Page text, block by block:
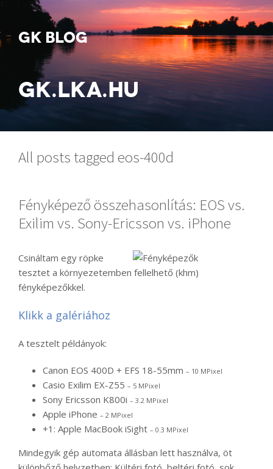
GK BLOG
GK.LKA.HU
All posts tagged eos-400d
Fényképező összehasonlítás: EOS vs.
Exilim vs. Sony-Ericsson vs. iPhone
Csináltam egy röpke
tesztet a környezetemben fellelhető (khm)
fényképezőkkel.
Klikk a galériához
A tesztelt példányok:
Canon EOS 400D + EFS 18-55mm – 10 MPixel
Casio Exilim EX-Z55 – 5 MPixel
Sony Ericsson K800i – 3.2 MPixel
Apple iPhone – 2 MPixel
+1: Apple MacBook iSight – 0.3 MPixel
Mindegyik gép automata állásban lett használva, öt